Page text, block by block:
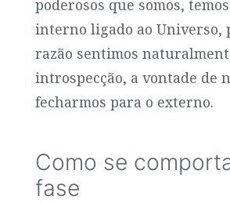
poderosos que somos,
interno ligado ao Universo,
razão sentimos
introspecção, a vontade de
fecharmos para o externo.
Como se
fase